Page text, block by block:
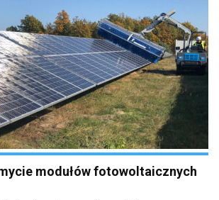
modułów fotowoltaicznych